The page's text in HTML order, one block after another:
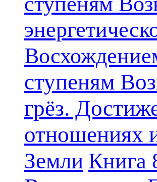
ступеням
грёз.
отношениях
Земли Книга